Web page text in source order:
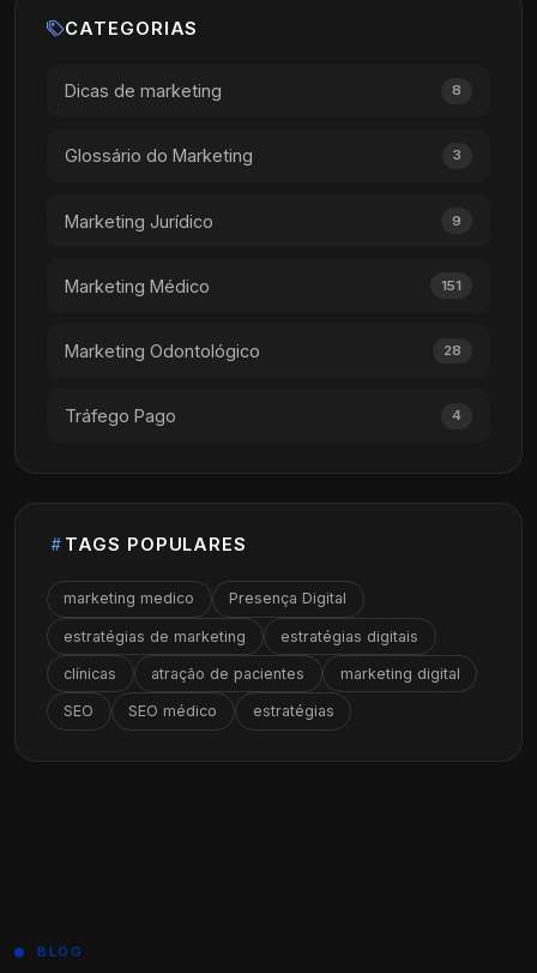
CATEGORIAS
Dicas de marketing 8
Glossário do Marketing 3
Marketing Jurídico 9
Marketing Médico 151
Marketing Odontológico 28
Tráfego Pago 4
TAGS POPULARES
marketing medico Presença Digital
estratégias de marketing estratégias digitais
clínicas atração de pacientes marketing digital
SEO SEO médico estratégias
BLOG